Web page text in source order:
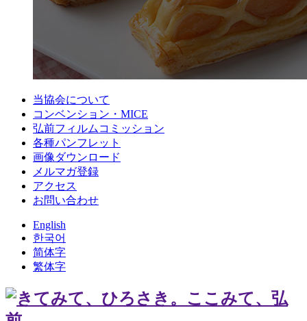
当協会について
コンベンション・MICE
弘前フィルムコミッション
各種パンフレット
画像ダウンロード
メルマガ登録
アクセス
お問い合わせ
English
한국어
简体字
繁体字